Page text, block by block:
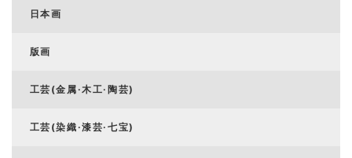
日本画
版画
工芸(金属·木工·陶芸)
工芸(染織·漆芸·七宝)